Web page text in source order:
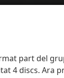
part del
4 discs. Ara